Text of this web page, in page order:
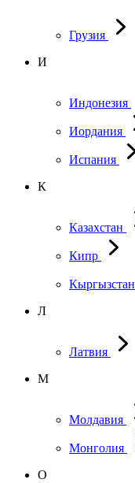
Грузия
И
Индонезия
Иордания
Испания
К
Казахстан
Кипр
Кыргызстан
Л
Латвия
М
Молдавия
Монголия
О